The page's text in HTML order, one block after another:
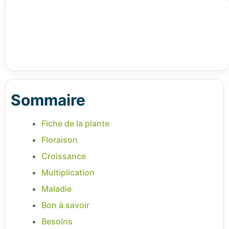
Sommaire
Fiche de la plante
Floraison
Croissance
Multiplication
Maladie
Bon à savoir
Besoins